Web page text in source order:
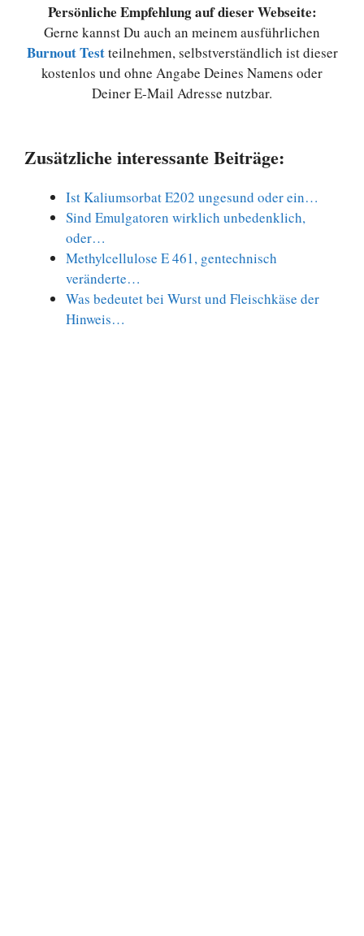
Persönliche Empfehlung auf dieser Webseite:
Gerne kannst Du auch an meinem ausführlichen
Burnout Testteilnehmen, selbstverständlich ist dieser
kostenlos und ohne Angabe Deines Namens oder
Deiner E-Mail Adresse nutzbar.
Zusätzliche interessante Beiträge:
Ist Kaliumsorbat E202 ungesund oder ein…
Sind Emulgatoren wirklich unbedenklich,
oder…
Methylcellulose E 461, gentechnisch
veränderte…
Was bedeutet bei Wurst und Fleischkäse der
Hinweis…